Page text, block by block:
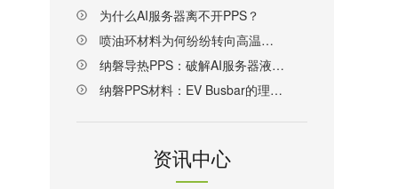
为什么AI服务器离不开PPS？
喷油环材料为何纷纷转向高温尼龙PPA？
纳磐导热PPS：破解AI服务器液冷散热材料难题的新方案
纳磐PPS材料：EV Busbar的理想解决方案
资讯中心